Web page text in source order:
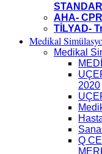
AHA-
TİLYAD-
Medikal
Medikal
2020
Q